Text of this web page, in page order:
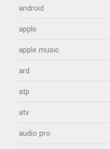
android
apple
apple music
ard
atp
atv
audio pro